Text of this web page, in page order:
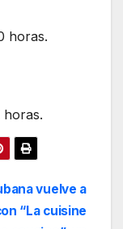
horas.
horas.
vuelve a
“La cuisine